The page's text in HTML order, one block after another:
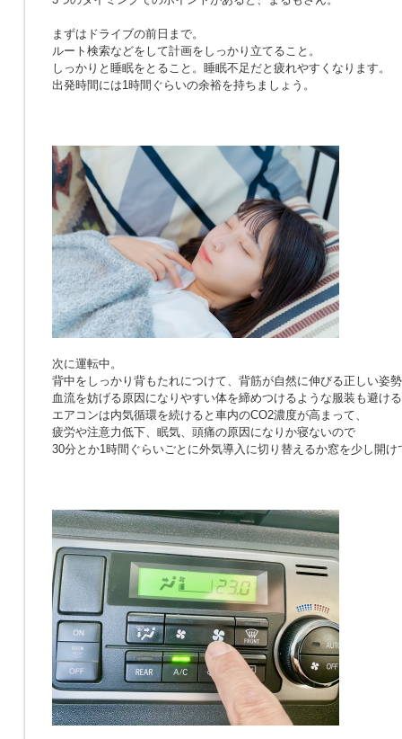
まずはドライブの前日まで。
ルート検索などをして計画をしっかり立てること。
しっかりと睡眠をとること。睡眠不足だと疲れやすくなります。
出発時間には1時間ぐらいの余裕を持ちましょう。
次に運転中。
背中をしっかり背もたれにつけて、背筋が自然に伸びる正しい姿
血流を妨げる原因になりやすい体を締めつけるような服装も避け
エアコンは内気循環を続けると車内のCO2濃度が高まって、
疲労や注意力低下、眠気、頭痛の原因になりか寝ないので
30分とか1時間ぐらいごとに外気導入に切り替えるか窓を少し開け